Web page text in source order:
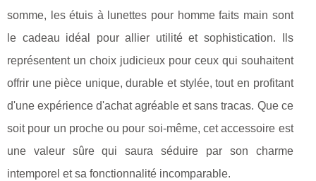
somme, les étuis à lunettes pour homme faits main sont
le cadeau idéal pour allier utilité et sophistication. Ils
représentent un choix judicieux pour ceux qui souhaitent
offrir une pièce unique, durable et stylée, tout en profitant
d'une expérience d'achat agréable et sans tracas. Que ce
soit pour un proche ou pour soi-même, cet accessoire est
une valeur sûre qui saura séduire par son charme
intemporel et sa fonctionnalité incomparable.